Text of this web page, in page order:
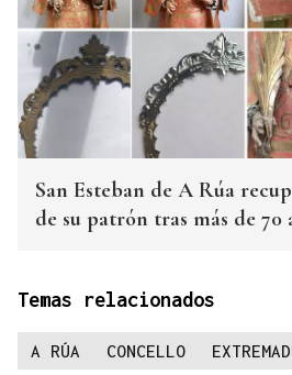
San Esteban de A Rúa
de su patrón tras más de 70
Temas relacionados
A RÚA CONCELLO